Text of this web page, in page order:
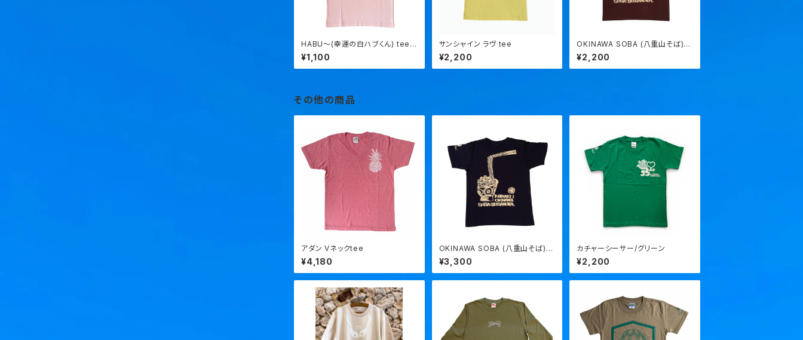
HABU～(幸運の白ハブくん) tee/
ライトピンクのみ
¥1,100
サンシャイン ラヴ tee
¥2,200
OKINAWA SOBA (八重山そば)
ボサノバ tee/チョコレート
¥2,200
その他の商品
アダン Vネックtee
¥4,180
OKINAWA SOBA (八重山そば)
ボサノバ tee
¥3,300
カチャーシーサー/グリーン
¥2,200